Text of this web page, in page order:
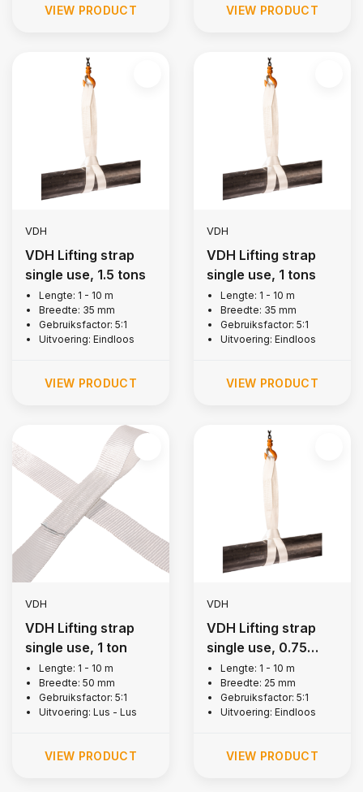
VIEW PRODUCT VIEW PRODUCT
VDH
VDH Lifting strap
single use, 1.5 tons
Lengte: 1 - 10 m
Breedte: 35 mm
Gebruiksfactor: 5:1
Uitvoering: Eindloos
VIEW PRODUCT
VDH
VDH Lifting strap
single use, 1 tons
Lengte: 1 - 10 m
Breedte: 35 mm
Gebruiksfactor: 5:1
Uitvoering: Eindloos
VIEW PRODUCT
VDH
VDH Lifting strap
single use, 1 ton
Lengte: 1 - 10 m
Breedte: 50 mm
Gebruiksfactor: 5:1
Uitvoering: Lus - Lus
VIEW PRODUCT
VDH
VDH Lifting strap
single use, 0.75
tonsLengte: 1 - 10 m
Breedte: 25 mm
Gebruiksfactor: 5:1
Uitvoering: Eindloos
VIEW PRODUCT